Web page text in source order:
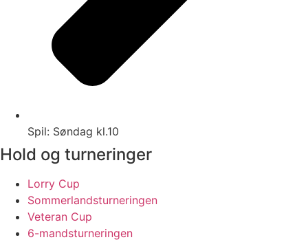
Spil: Søndag kl.10
Hold og turneringer
Lorry Cup
Sommerlandsturneringen
Veteran Cup
6-mandsturneringen